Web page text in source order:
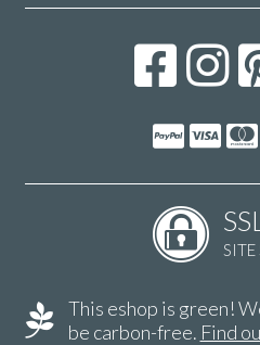
SITE
This eshop is green!
be carbon-free. Find